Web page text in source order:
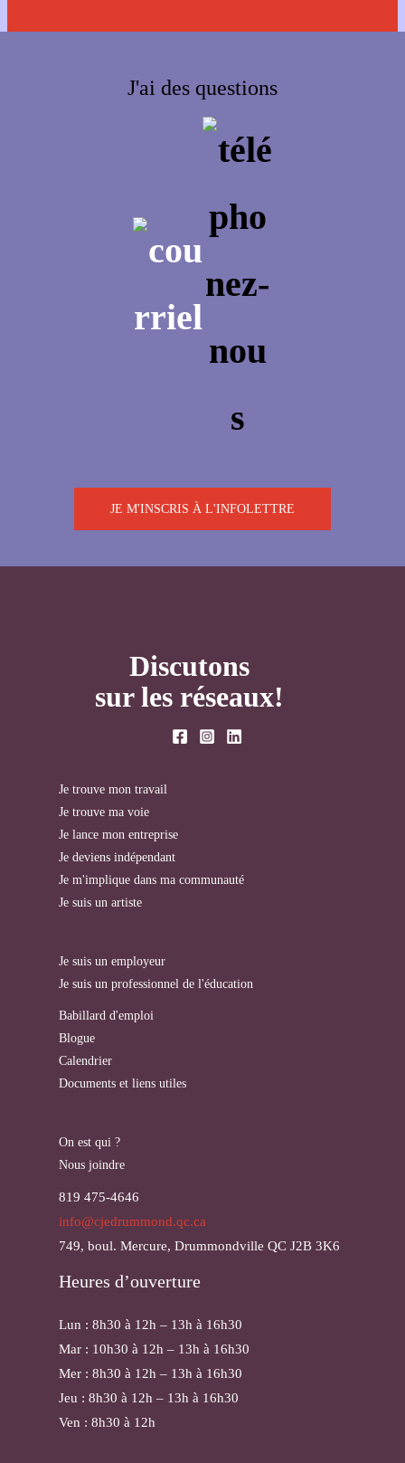
J'ai des questions
JE M'INSCRIS À L'INFOLETTRE
Discutons
sur les réseaux!
Je trouve mon travail
Je trouve ma voie
Je lance mon entreprise
Je deviens indépendant
Je m'implique dans ma communauté
Je suis un artiste
Je suis un employeur
Je suis un professionnel de l'éducation
Babillard d'emploi
Blogue
Calendrier
Documents et liens utiles
On est qui ?
Nous joindre
819 475-4646
info@cjedrummond.qc.ca
749, boul. Mercure, Drummondville QC J2B 3K6
Heures d’ouverture
Lun : 8h30 à 12h – 13h à 16h30
Mar : 10h30 à 12h – 13h à 16h30
Mer : 8h30 à 12h – 13h à 16h30
Jeu : 8h30 à 12h – 13h à 16h30
Ven : 8h30 à 12h